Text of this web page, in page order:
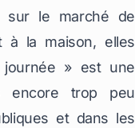
le marché de
à la maison, elles
journée » est une
encore trop peu
et dans les